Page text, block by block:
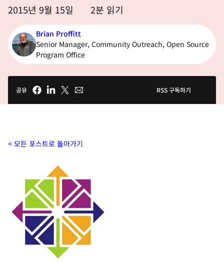
2015년 9월 15일 2분 읽기
Brian Proffitt
Senior Manager, Community Outreach, Open Source
Program Office
공유 RSS 구독하기
모든 포스트로 돌아가기